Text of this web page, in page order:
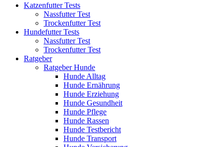
Katzenfutter Tests
Nassfutter Test
Trockenfutter Test
Hundefutter Tests
Nassfutter Test
Trockenfutter Test
Ratgeber
Ratgeber Hunde
Hunde Alltag
Hunde Ernährung
Hunde Erziehung
Hunde Gesundheit
Hunde Pflege
Hunde Rassen
Hunde Testbericht
Hunde Transport